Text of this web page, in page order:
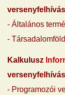
versenyfelhívás
- Általános
-
Kalkulusz
versenyfelhívás
- Programozói